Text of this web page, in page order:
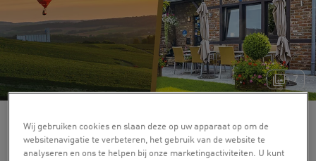
+ 7
Wij gebruiken cookies en slaan deze op uw apparaat op om de
websitenavigatie te verbeteren, het gebruik van de website te
analyseren en ons te helpen bij onze marketingactiviteiten. U kunt